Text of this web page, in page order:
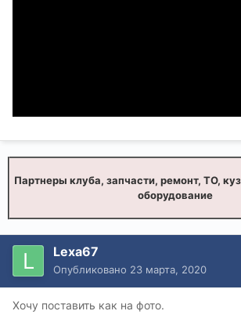
Партнеры клуба, запчасти, ремонт, ТО,
оборудование
Lexa67
Опубликовано 23 марта, 2020
Хочу поставить как на фото.